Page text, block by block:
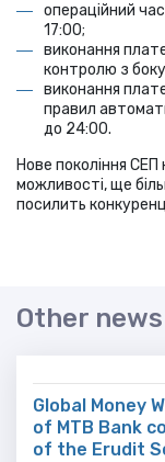
операційний
17:00;
виконання
контролю з
виконання
правил
до 24:00.
Нове покоління СЕП
можливості, ще
посилить
Other news
Global Money
of MTB Bank
of the Erudit